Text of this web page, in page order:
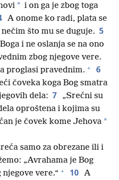
* i on ga je zbog toga
A onome ko radi, plata se
nečim što mu se duguje. 5
i ne oslanja se na ono
zbog njegove vere.
proglasi pravednim. + 6
čoveka koga Bog smatra
dela: 7
„Srećni su
oproštena i kojima su
je čovek kome Jehova *
samo za obrezane ili i
„Avrahama je Bog
vere.“ + 10 A